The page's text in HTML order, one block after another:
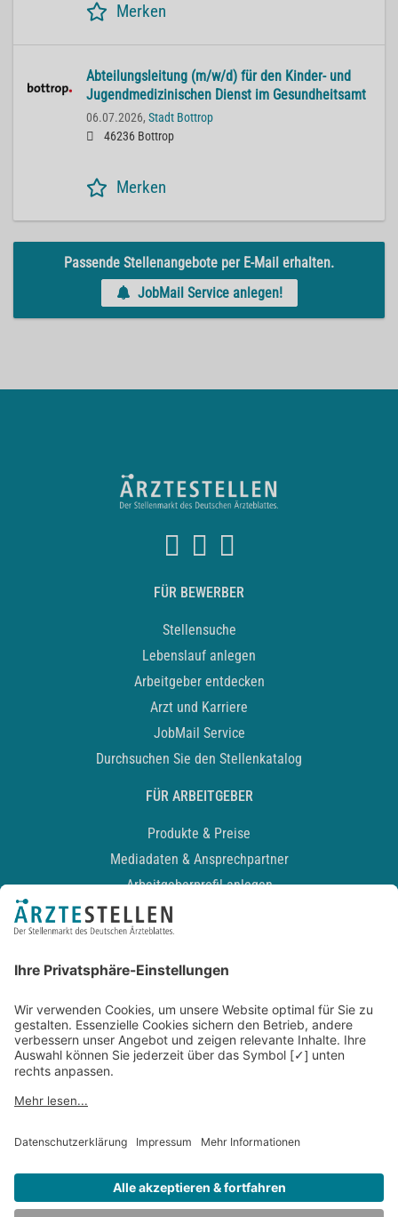
Merken
Abteilungsleitung (m/w/d) für den Kinder- und
Jugendmedizinischen Dienst im Gesundheitsamt
06.07.2026, Stadt Bottrop
46236 Bottrop
Merken
Passende Stellenangebote per E-Mail erhalten.
JobMail Service anlegen!
FÜR BEWERBER
Stellensuche
Lebenslauf anlegen
Arbeitgeber entdecken
Arzt und Karriere
JobMail Service
Durchsuchen Sie den Stellenkatalog
FÜR ARBEITGEBER
Produkte & Preise
Mediadaten & Ansprechpartner
Arbeitgeberprofil anlegen
Recruiting-Podcast
Kontakt
Datenschutz
Newsletter